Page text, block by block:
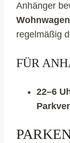
Anhänger
regelmäßig
FÜR
22–6